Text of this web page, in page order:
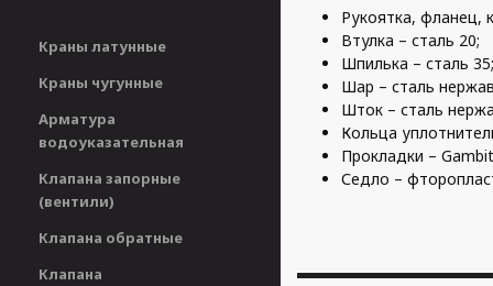
Краны латунные
Краны чугунные
Арматура
водоуказательная
Клапана запорные
(вентили)
Клапана обратные
Клапана
Рукоятка, фланец,
Втулка – сталь 20;
Шпилька – сталь 35;
Шар – сталь
Шток – сталь
Кольца
Прокладки –
Седло –